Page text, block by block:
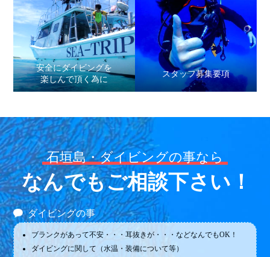
安全にダイビングを
楽しんで頂く為に
スタッフ募集要項
石垣島・ダイビングの事なら
なんでもご相談下さい！
ダイビングの事
ブランクがあって不安・・・耳抜きが・・・などなんでもOK！
ダイビングに関して（水温・装備について等）